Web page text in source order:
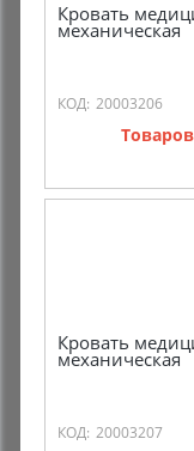
Кровать
механическая
КОД: 20003206
Кровать
механическая
КОД: 20003207